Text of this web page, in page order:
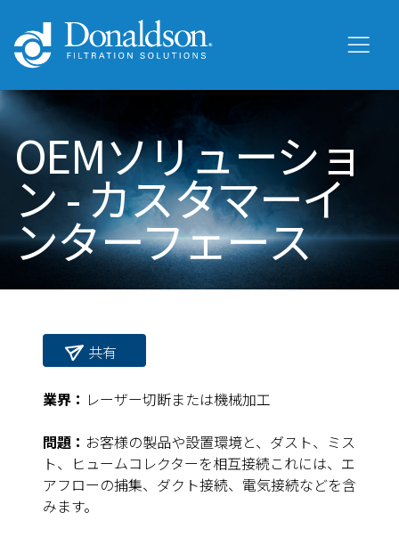
OEMソリューショ
ン - カスタマーイ
ンターフェース
共有
業界： レーザー切断または機械加工
問題： お客様の製品や設置環境と、ダスト、ミス
ト、ヒュームコレクターを相互接続これには、エ
アフローの捕集、ダクト接続、電気接続などを含
みます。